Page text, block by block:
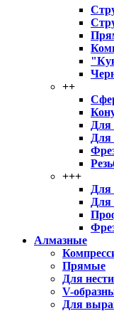
++
Для
Для
+++
Для
Для
Алмазные
Прямые
Для
V-
Для